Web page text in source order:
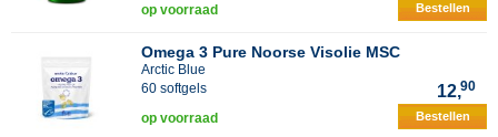
op voorraad Bestellen
Omega 3 Pure Noorse Visolie MSC
Arctic Blue
60 softgels
12,90
op voorraad Bestellen